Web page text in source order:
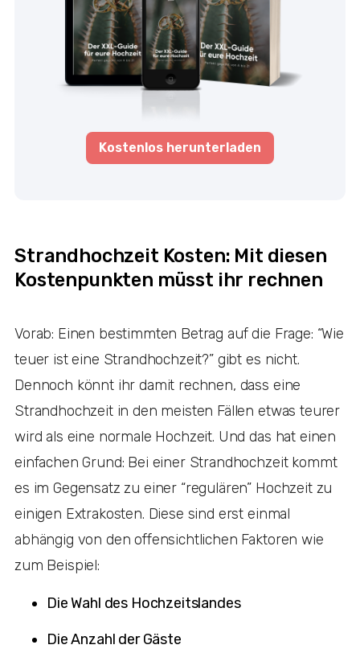
Kostenlos herunterladen
Strandhochzeit Kosten: Mit diesen
Kostenpunkten müsst ihr rechnen
Vorab: Einen bestimmten Betrag auf die Frage: “Wie
teuer ist eine Strandhochzeit?” gibt es nicht.
Dennoch könnt ihr damit rechnen, dass eine
Strandhochzeit in den meisten Fällen etwas teurer
wird als eine normale Hochzeit. Und das hat einen
einfachen Grund: Bei einer Strandhochzeit kommt
es im Gegensatz zu einer “regulären” Hochzeit zu
einigen Extrakosten. Diese sind erst einmal
abhängig von den offensichtlichen Faktoren wie
zum Beispiel:
Die Wahl des Hochzeitslandes
Die Anzahl der Gäste